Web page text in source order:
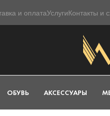
и оплатаУслугиКонтакты и
ОБУВЬ АКСЕССУАРЫ